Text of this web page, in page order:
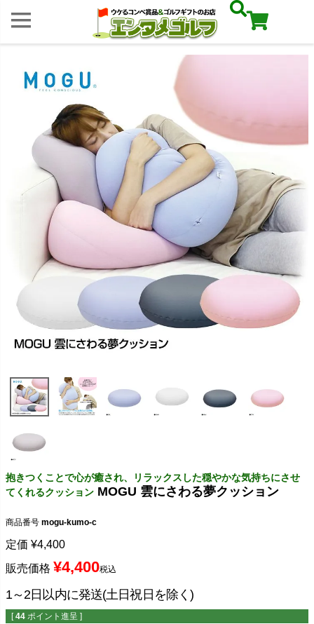
抱きつくことで心が癒され、リラックスした穏やかな気持ちにさせ
てくれるクッション MOGU 雲にさわる夢クッション
商品番号 mogu-kumo-c
定価 ¥4,400
販売価格 ¥4,400税込
1～2日以内に発送(土日祝日を除く)
[ 44 ポイント進呈 ]